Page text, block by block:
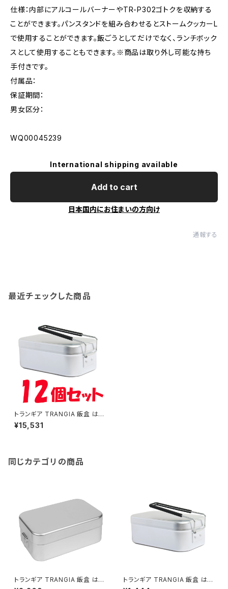
仕様：内部にアルコールバーナーやTR-P302ゴトクを収納する
ことができます。パンスタンドを組み合わせるとストームクッカーL
で使用することができます。飯ごうとしてだけでなく、ランチボック
スとして使用することもできます。※商品は取り外し可能な持ち
手付きです。
付属品：
保証期間：
男女区分：
WQ00045239
International shipping available
Add to cart
日本国内にお住まいの方向け
通報する
最近チェックした商品
トランギア TRANGIA 飯盒 はん
ごう TR-210 メスティン 12個セ
ット
¥15,531
同じカテゴリの商品
トランギア TRANGIA 飯盒 はん
ごう TR-209 ラージ メスティン
トランギア TRANGIA 飯盒 はん
ごう TR-210 メスティン